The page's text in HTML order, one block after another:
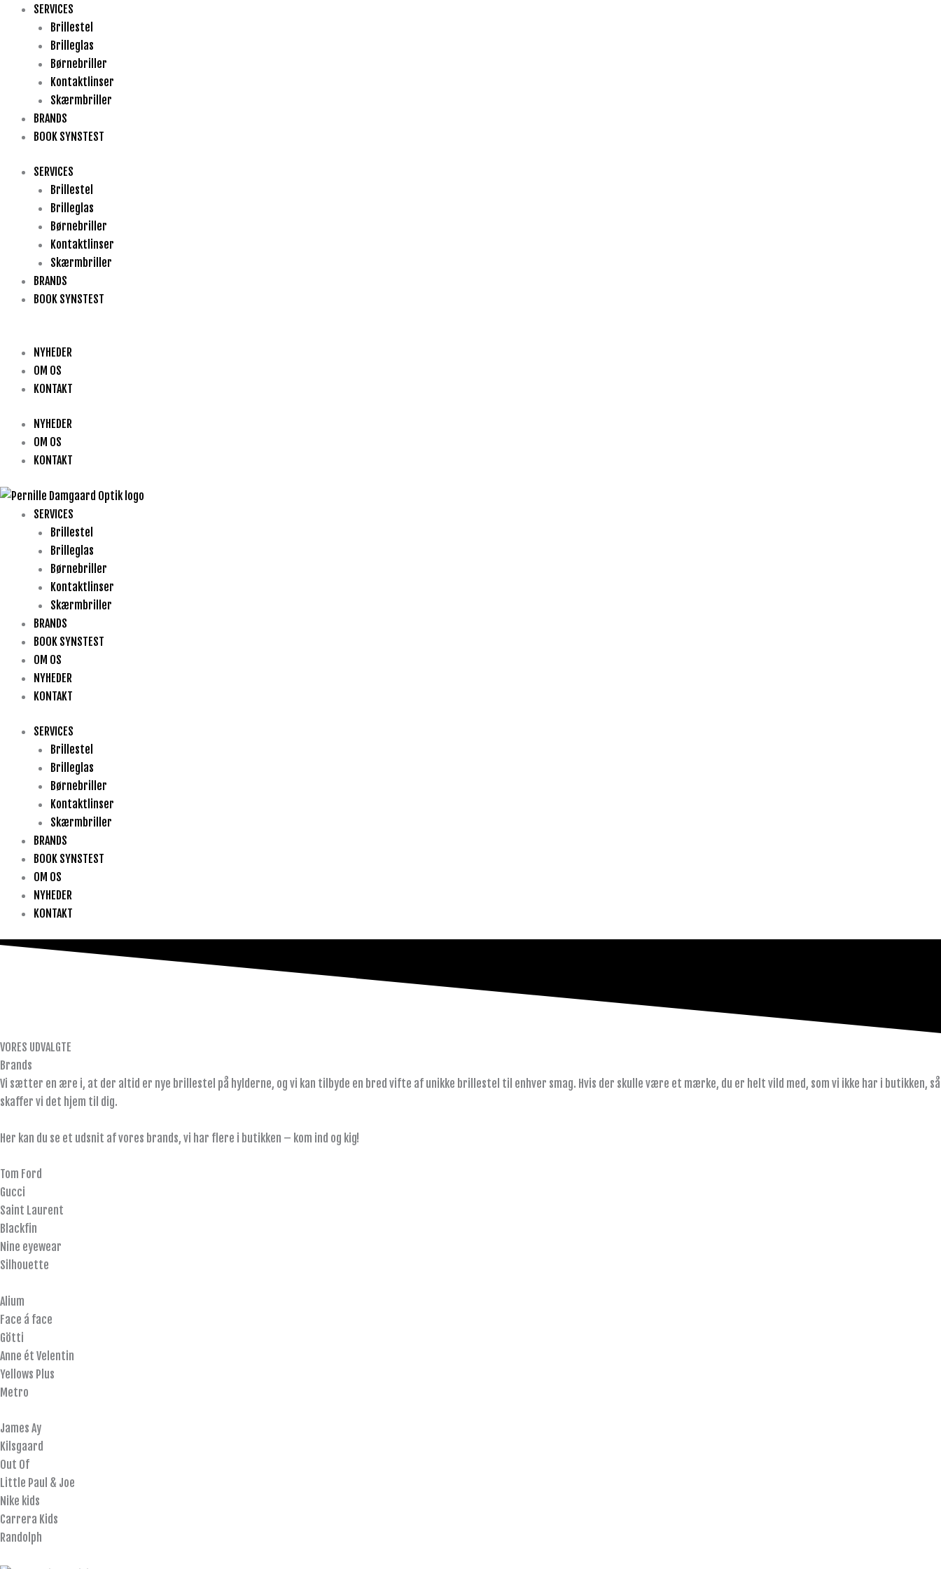
indholdet
SERVICES
Brillestel
Brilleglas
Børnebriller
Kontaktlinser
Skærmbriller
BRANDS
BOOK SYNSTEST
SERVICES
Brillestel
Brilleglas
Børnebriller
Kontaktlinser
Skærmbriller
BRANDS
BOOK SYNSTEST
NYHEDER
OM OS
KONTAKT
NYHEDER
OM OS
KONTAKT
SERVICES
Brillestel
Brilleglas
Børnebriller
Kontaktlinser
Skærmbriller
BRANDS
BOOK SYNSTEST
OM OS
NYHEDER
KONTAKT
SERVICES
Brillestel
Brilleglas
Børnebriller
Kontaktlinser
Skærmbriller
BRANDS
BOOK SYNSTEST
OM OS
NYHEDER
KONTAKT
VORES UDVALGTE
Brands
Vi sætter en ære i, at der altid er nye brillestel på hylderne, og vi kan tilbyde en bred vifte af unikke brillestel til enhver smag. Hvis der skulle være et mærke, du er helt vild med, som vi ikke har i butikken, så
skaffer vi det hjem til dig.
Her kan du se et udsnit af vores brands, vi har flere i butikken – kom ind og kig!
Tom Ford
Gucci
Saint Laurent
Blackfin
Nine eyewear
Silhouette
Alium
Face á face
Götti
Anne ét Velentin
Yellows Plus
Metro
James Ay
Kilsgaard
Out Of
Little Paul & Joe
Nike kids
Carrera Kids
Randolph